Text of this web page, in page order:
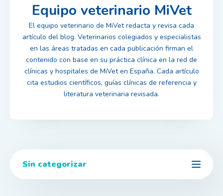
Equipo veterinario MiVet
El equipo veterinario de MiVet redacta y revisa cada
artículo del blog. Veterinarios colegiados y especialistas
en las áreas tratadas en cada publicación firman el
contenido con base en su práctica clínica en la red de
clínicas y hospitales de MiVet en España. Cada artículo
cita estudios científicos, guías clínicas de referencia y
literatura veterinaria revisada.
Sin categorizar